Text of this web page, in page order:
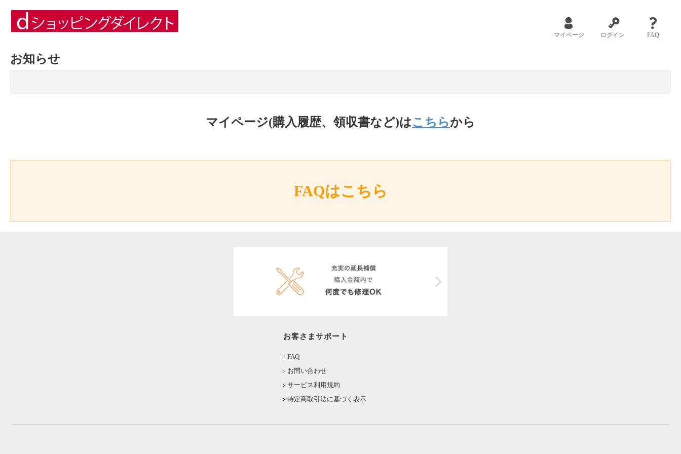
マイページ ログイン FAQ
お知らせ
マイページ(購入履歴、領収書など)はこちらから
FAQはこちら
お客さまサポート
FAQ
お問い合わせ
サービス利用規約
特定商取引法に基づく表示